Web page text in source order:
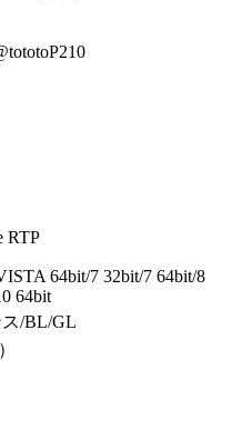
RTP
64bit/7 32bit/7 64bit/8
64bit
/BL/GL